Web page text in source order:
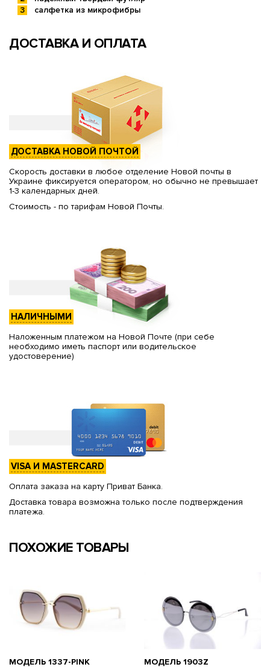
салфетка из микрофибры
ДОСТАВКА И ОПЛАТА
ДОСТАВКА НОВОЙ ПОЧТОЙ
Скорость доставки в любое отделение Новой почты в
Украине фиксируется оператором, но обычно не превышает
1-3 календарных дней.
Стоимость - по тарифам Новой Почты.
НАЛИЧНЫМИ
Наложенным платежом на Новой Почте (при себе
необходимо иметь паспорт или водительское
удостоверение)
VISA И MASTERCARD
Оплата заказа на карту Приват Банка.
Доставка товара возможна только после подтверждения
платежа.
ПОХОЖИЕ ТОВАРЫ
МОДЕЛЬ 1337-PINK МОДЕЛЬ 1903Z